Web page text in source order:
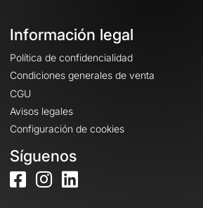
Información legal
Política de confidencialidad
Condiciones generales de venta
CGU
Avisos legales
Configuración de cookies
Síguenos